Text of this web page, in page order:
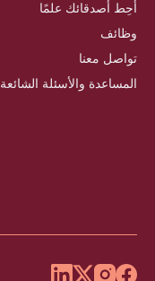
أحِط أصدقائك علمًا
وظائف
تواصل معنا
المساعدة والأسئلة الشائعة